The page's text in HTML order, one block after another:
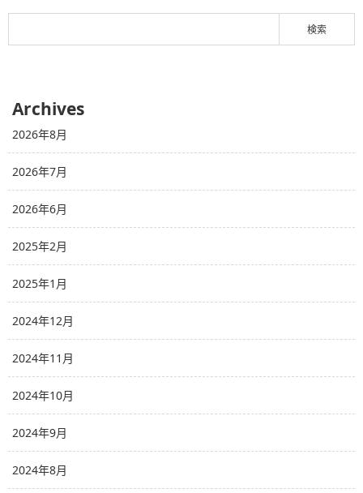
Archives
2026年8月
2026年7月
2026年6月
2025年2月
2025年1月
2024年12月
2024年11月
2024年10月
2024年9月
2024年8月